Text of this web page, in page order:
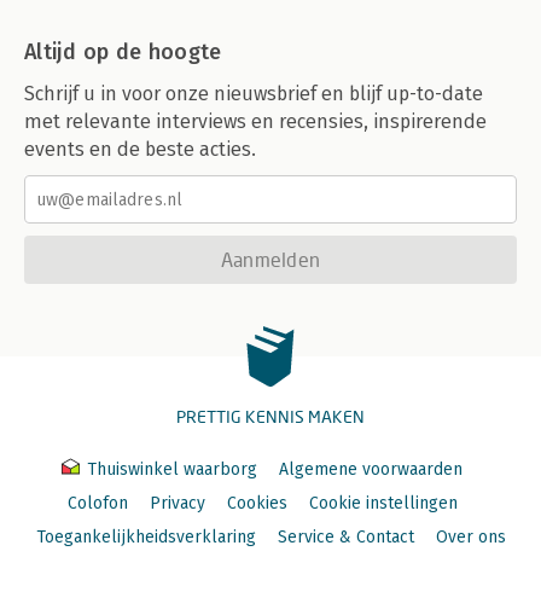
Altijd op de hoogte
Schrijf u in voor onze nieuwsbrief en blijf up-to-date
met relevante interviews en recensies, inspirerende
events en de beste acties.
Aanmelden
PRETTIG KENNIS MAKEN
Thuiswinkel waarborg
Algemene voorwaarden
Colofon
Privacy Cookies
Cookie instellingen
Toegankelijkheidsverklaring
Service & Contact Over ons